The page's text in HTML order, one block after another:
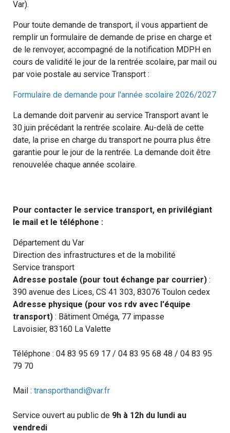
Var).
Pour toute demande de transport, il vous appartient de
remplir un formulaire de demande de prise en charge et
de le renvoyer, accompagné de la notification MDPH en
cours de validité le jour de la rentrée scolaire, par mail ou
par voie postale au service Transport :
Formulaire de demande pour l'année scolaire 2026/2027
La demande doit parvenir au service Transport avant le
30 juin précédant la rentrée scolaire. Au-delà de cette
date, la prise en charge du transport ne pourra plus être
garantie pour le jour de la rentrée. La demande doit être
renouvelée chaque année scolaire.
Pour contacter le service transport, en privilégiant
le mail et le téléphone :
Département du Var
Direction des infrastructures et de la mobilité
Service transport
Adresse postale (pour tout échange par courrier) :
390 avenue des Lices, CS 41 303, 83076 Toulon cedex
Adresse physique (pour vos rdv avec l'équipe
transport) : Bâtiment Oméga, 77 impasse
Lavoisier, 83160 La Valette
Téléphone : 04 83 95 69 17 / 04 83 95 68 48 / 04 83 95
79 70
Mail : transporthandi@var.fr
Service ouvert au public de 9h à 12h du lundi au
vendredi